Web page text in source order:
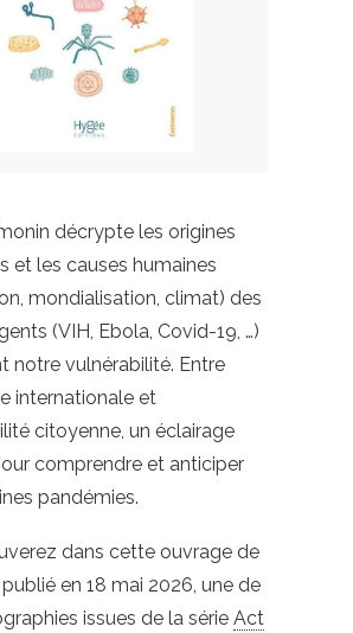
décrypte les origines
et les causes humaines
mondialisation, climat) des
(VIH, Ebola, Covid-19, …)
notre vulnérabilité. Entre
internationale et
citoyenne, un éclairage
comprendre et anticiper
pandémies.
dans cette ouvrage de
en 18 mai 2026, une de
issues de la série Act